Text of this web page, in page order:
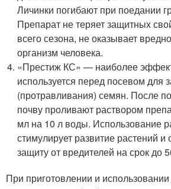
Личинки погибают при поедании
Препарат не теряет защитных
всего сезона, не оказывает
организм человека.
«Престиж КС» — наиболее
используется перед посевом для
(протравливания) семян. После
почву проливают раствором
мл на 10 л воды. Использование
стимулирует развитие растений и
защиту от вредителей на срок до
При приготовлении и